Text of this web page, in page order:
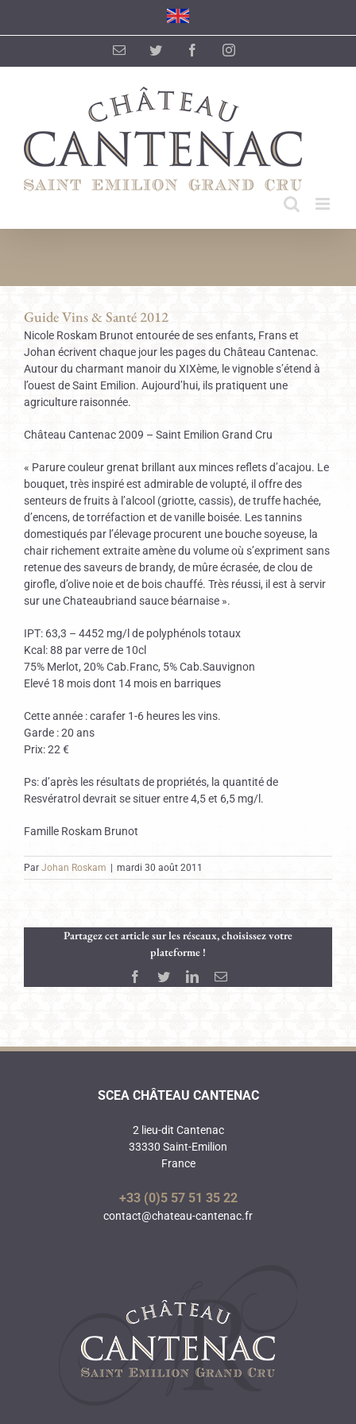
Email Twitter FacebookInstagram
Guide Vins & Santé 2012
Nicole Roskam Brunot entourée de ses enfants, Frans et
Johan écrivent chaque jour les pages du Château Cantenac.
Autour du charmant manoir du XIXème, le vignoble s’étend à
l’ouest de Saint Emilion. Aujourd’hui, ils pratiquent une
agriculture raisonnée.
Château Cantenac 2009 – Saint Emilion Grand Cru
« Parure couleur grenat brillant aux minces reflets d’acajou. Le
bouquet, très inspiré est admirable de volupté, il offre des
senteurs de fruits à l’alcool (griotte, cassis), de truffe hachée,
d’encens, de torréfaction et de vanille boisée. Les tannins
domestiqués par l’élevage procurent une bouche soyeuse, la
chair richement extraite amène du volume où s’expriment sans
retenue des saveurs de brandy, de mûre écrasée, de clou de
girofle, d’olive noie et de bois chauffé. Très réussi, il est à servir
sur une Chateaubriand sauce béarnaise ».
IPT: 63,3 – 4452 mg/l de polyphénols totaux
Kcal: 88 par verre de 10cl
75% Merlot, 20% Cab.Franc, 5% Cab.Sauvignon
Elevé 18 mois dont 14 mois en barriques
Cette année : carafer 1-6 heures les vins.
Garde : 20 ans
Prix: 22 €
Ps: d’après les résultats de propriétés, la quantité de
Resvératrol devrait se situer entre 4,5 et 6,5 mg/l.
Famille Roskam Brunot
Par Johan Roskam mardi 30 août 2011
Partagez cet article sur les réseaux, choisissez votre
plateforme !
Facebook
TwitterLinkedInEmail
SCEA CHÂTEAU CANTENAC
2 lieu-dit Cantenac
33330 Saint-Emilion
France
+33 (0)5 57 51 35 22
contact@chateau-cantenac.fr